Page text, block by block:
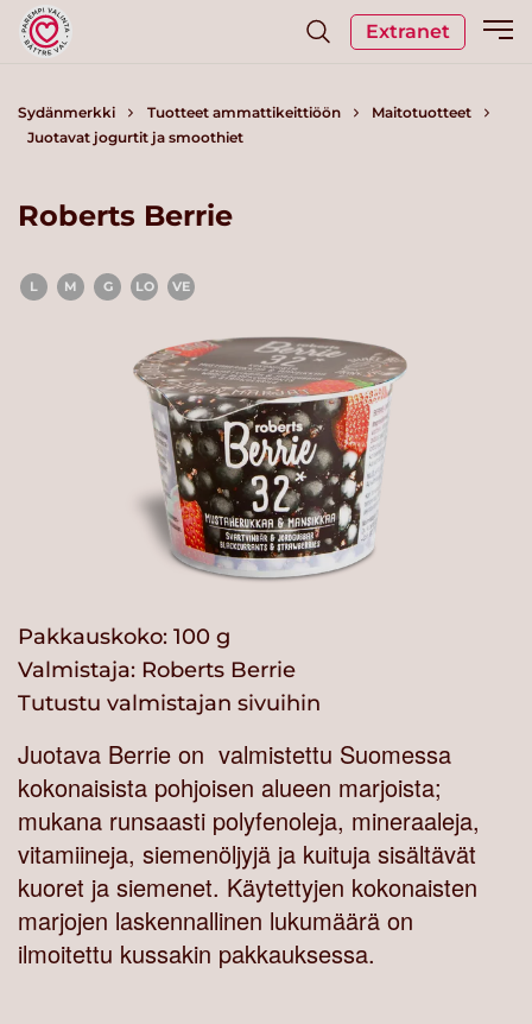
Extranet
Sydänmerkki Tuotteet ammattikeittiöön
Maitotuotteet
Juotavat jogurtit ja smoothiet
Roberts Berrie
L M G LO VE
Pakkauskoko: 100 g
Valmistaja: Roberts Berrie
Tutustu valmistajan sivuihin
Juotava Berrie on valmistettu Suomessa
kokonaisista pohjoisen alueen marjoista;
mukana runsaasti polyfenoleja, mineraaleja,
vitamiineja, siemenöljyjä ja kuituja sisältävät
kuoret ja siemenet. Käytettyjen kokonaisten
marjojen laskennallinen lukumäärä on
ilmoitettu kussakin pakkauksessa.